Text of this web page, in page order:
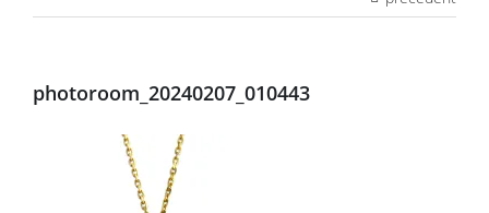
photoroom_20240207_010443